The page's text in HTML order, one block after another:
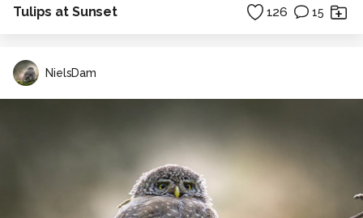
Tulips at Sunset 126 15
NielsDam